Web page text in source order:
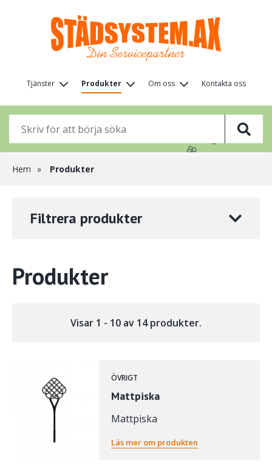
huvudinnehåll
Huvudmeny
(nivå
1)
Tjänster Produkter Om oss Kontakta oss
🌸
🌸
🌸
🌸
Länkstig
Hem Produkter
Filtrera produkter
Produkter
Visar 1 - 10 av 14 produkter.
ÖVRIGT
Mattpiska
Mattpiska
Läs mer om produkten